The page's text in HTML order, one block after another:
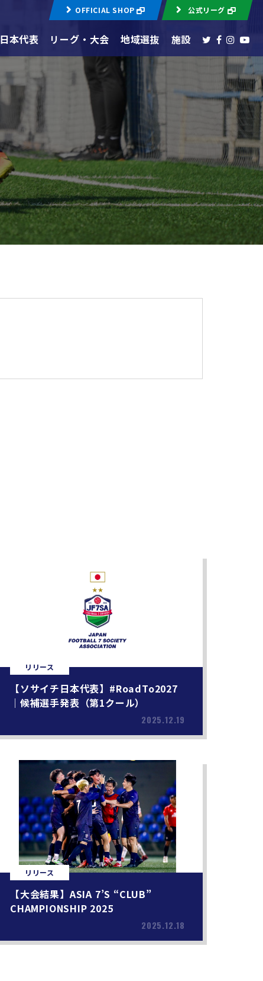
OFFICIAL SHOP 公式リーグ
日本代表 リーグ・大会 地域選抜 施設
リリース
【ソサイチ日本代表】#RoadTo2027
｜候補選手発表（第1クール）
2025.12.19
リリース
【大会結果】ASIA 7’S “CLUB”
CHAMPIONSHIP 2025
2025.12.18